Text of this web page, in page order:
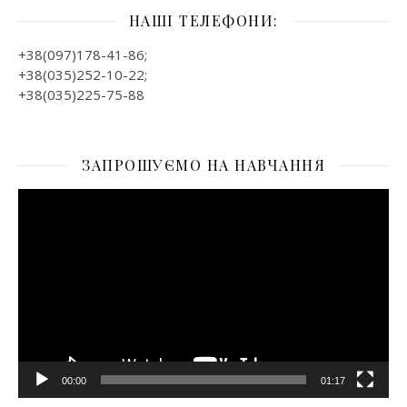
НАШІ ТЕЛЕФОНИ:
+38(097)178-41-86;
+38(035)252-10-22;
+38(035)225-75-88
ЗАПРОШУЄМО НА НАВЧАННЯ
00:00 01:17